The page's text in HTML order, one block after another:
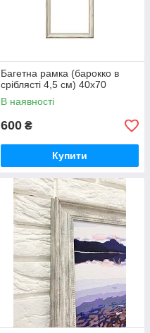
Багетна рамка (барокко в
сріблясті 4,5 см) 40х70
В наявності
600 ₴
Купити